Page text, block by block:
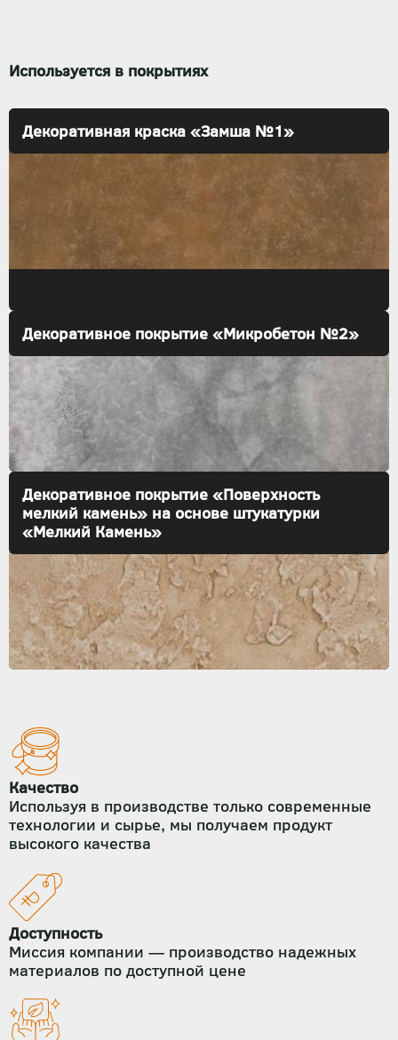
Используется в покрытиях
Декоративная краска «Замша №1»
Декоративное покрытие «Микробетон №2»
Декоративное покрытие «Поверхность
мелкий камень» на основе штукатурки
«Мелкий Камень»
Качество
Используя в производстве только современные
технологии и сырье, мы получаем продукт
высокого качества
Доступность
Миссия компании — производство надежных
материалов по доступной цене